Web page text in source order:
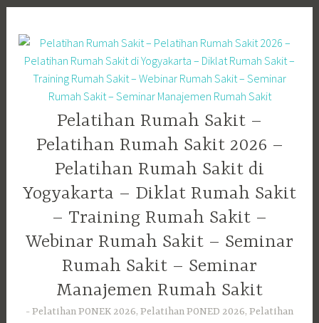
Skip
content
Pelatihan Rumah Sakit –
Pelatihan Rumah Sakit 2026 –
Pelatihan Rumah Sakit di
Yogyakarta – Diklat Rumah Sakit
– Training Rumah Sakit –
Webinar Rumah Sakit – Seminar
Rumah Sakit – Seminar
Manajemen Rumah Sakit
Pelatihan PONEK 2026, Pelatihan PONED 2026, Pelatihan